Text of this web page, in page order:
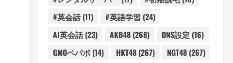
#英会話(11) #英語学習 (24)
AI英会話(23) AKB48(268) DNS設定 (16)
GMOペパボ(14) HKT48(267) NGT48(267)